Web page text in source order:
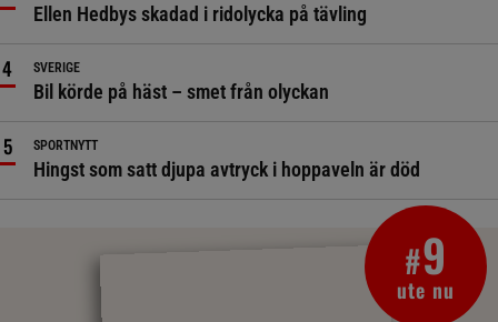
Ellen Hedbys skadad i ridolycka på tävling
SVERIGE
Bil körde på häst – smet från olyckan
SPORTNYTT
Hingst som satt djupa avtryck i hoppaveln är död
#9
ute nu